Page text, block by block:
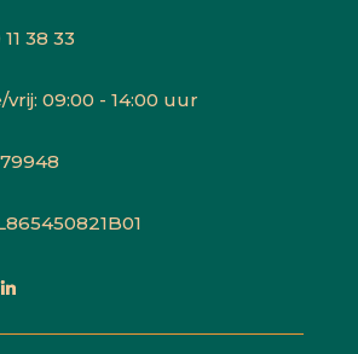
38 33
09:00 - 14:00 uur